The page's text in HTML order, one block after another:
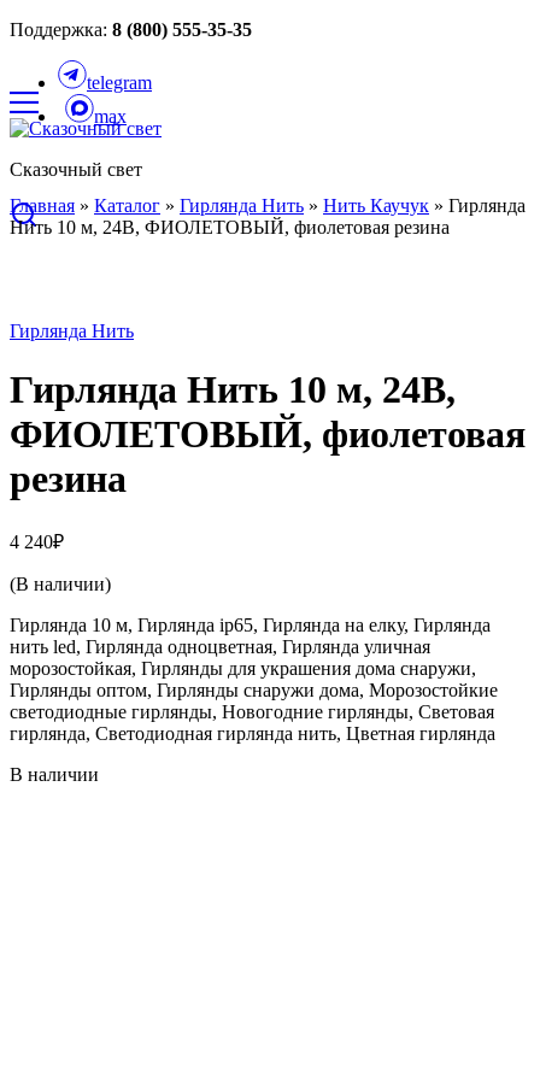
Поддержка: 8 (800) 555-35-35
telegram
max
Сказочный свет
Главная » Каталог » Гирлянда Нить » Нить Каучук » Гирлянда
Нить 10 м, 24В, ФИОЛЕТОВЫЙ, фиолетовая резина
Гирлянда Нить
Гирлянда Нить 10 м, 24В,
ФИОЛЕТОВЫЙ, фиолетовая
резина
4 240₽
(В наличии)
Гирлянда 10 м, Гирлянда ip65, Гирлянда на елку, Гирлянда
нить led, Гирлянда одноцветная, Гирлянда уличная
морозостойкая, Гирлянды для украшения дома снаружи,
Гирлянды оптом, Гирлянды снаружи дома, Морозостойкие
светодиодные гирлянды, Новогодние гирлянды, Световая
гирлянда, Светодиодная гирлянда нить, Цветная гирлянда
В наличии